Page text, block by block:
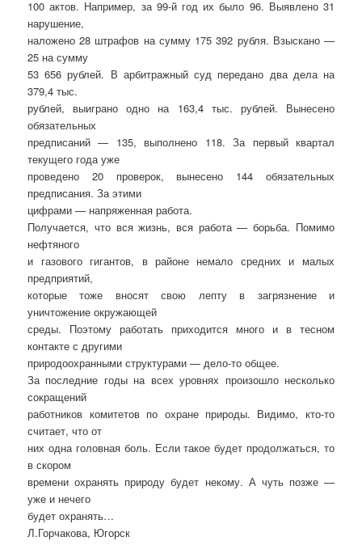
100 актов. Например, за 99-й год их было 96. Выявлено 31
нарушение,
наложено 28 штрафов на сумму 175 392 рубля. Взыскано —
25 на сумму
53 656 рублей. В арбитражный суд передано два дела на
379,4 тыс.
рублей, выиграно одно на 163,4 тыс. рублей. Вынесено
обязательных
предписаний — 135, выполнено 118. За первый квартал
текущего года уже
проведено 20 проверок, вынесено 144 обязательных
предписания. За этими
цифрами — напряженная работа.
Получается, что вся жизнь, вся работа — борьба. Помимо
нефтяного
и газового гигантов, в районе немало средних и малых
предприятий,
которые тоже вносят свою лепту в загрязнение и
уничтожение окружающей
среды. Поэтому работать приходится много и в тесном
контакте с другими
природоохранными структурами — дело-то общее.
За последние годы на всех уровнях произошло несколько
сокращений
работников комитетов по охране природы. Видимо, кто-то
считает, что от
них одна головная боль. Если такое будет продолжаться, то
в скором
времени охранять природу будет некому. А чуть позже —
уже и нечего
будет охранять…
Л.Горчакова, Югорск